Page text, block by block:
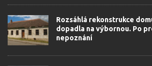
Rozsáhlá rekonstrukce
dopadla na výbornou. Po
nepoznání